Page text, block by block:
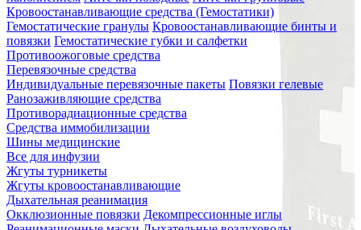
Кровоостанавливающие средства (Гемостатики)
Гемостатические гранулы Кровоостанавливающие бинты и
повязки Гемостатические губки и салфетки
Противоожоговые средства
Перевязочные средства
Индивидуальные перевязочные пакеты Повязки гелевые
Ранозаживляющие средства
Противорадиационные средства
Средства иммобилизации
Шины медицинские
Все для инфузии
Жгуты турникеты
Жгуты кровоостанавливающие
Дыхательная реанимация
Окклюзионные повязки Декомпрессионные иглы